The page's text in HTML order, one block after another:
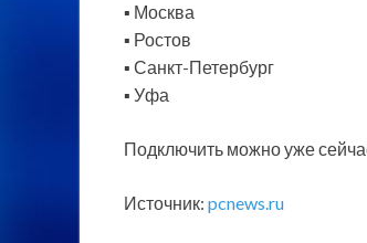
▪️ Москва
▪️ Ростов
▪️ Санкт-Петербург
▪️ Уфа
Подключить можно уже
Источник: pcnews.ru